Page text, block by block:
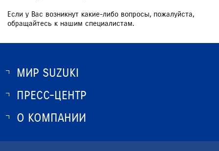
Если у Вас возникнут какие-либо вопросы, пожалуйста,
обращайтесь к нашим специалистам.
МИР SUZUKI
О SUZUKI
ПРЕСС-ЦЕНТР
НОВОСТИ
О КОМПАНИИ